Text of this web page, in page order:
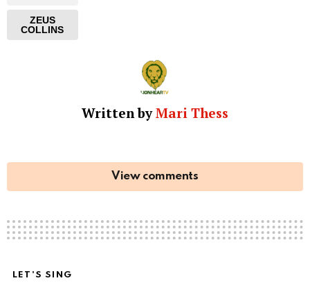
ZEUS
COLLINS
Written byMari Thess
View comments
LET'S SING